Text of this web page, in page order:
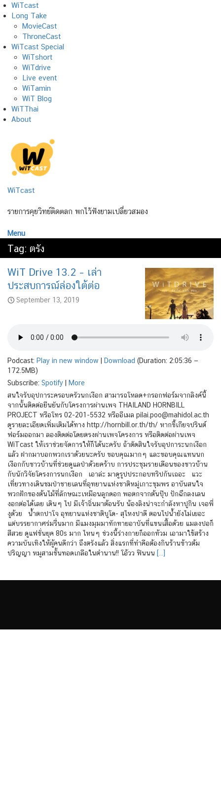
Skip
to
content
WiTcast
Long Take
MovieCast
ThroneCast
WiTcast Special
WiTshort
WiTdrive
Live event
WiTamin
WiT Blog
WiTThai
About
WiTcast
รายการคุยวิทย์ติดตลก พกไว้ฟังยามเปลี่ยวสมอง
Menu
Tag: ตรัง
WiT Drive 13.2 – เล่า
ประสบการณ์ล่องใต้ต่อ
September 13, 2019
Podcast: Play in new window Download (Duration: 2:05:36 —
172.5MB)
Subscribe: Spotify
More
สนใจรับอุปการะครอบครัวนกเงือก สามารถโหลด+กรอกฟอร์มจากลิงค์นี้
จากนั้นติดต่อยืนยันกับโครงการผ่านเพจ THAILAND HORNBILL
PROJECT หรือโทร 02-201-5532 หรืออีเมล pilai.poo@mahidol.ac.th
ดูรายละเอียดเพิ่มเติมได้ทาง http://hornbill.or.th/th/ หากขี้เกียจปรินต์
ฟอร์มออกมา ลองติดต่อโดยตรงผ่านเพจโครงการ หรือติดต่อผ่านเพจ
WiTcast ให้เราช่วยจัดการให้ก็ได้นะครับ ถ้าตัดสินใจรับอุปการะนกเงือก
แล้ว ฝากมาบอกพวกเราด้วยนะครับ ขอบคุณมากๆ และขอบคุณแทนนก
เงือกกับชาวบ้านที่ช่วยดูแลป่าด้วยคร้าบ การประชุมรายเดือนของชาวบ้าน
กับนักวิจัยโครงการนกเงือก เอาล่ะ มาดูรูปประกอบทริปกันเถอะ แวะ
เที่ยวทางเดินชมป่าชายเลนที่อุทยานแห่งชาติหมู่เกาะชุมพร อาบันสนใจ
พวกฝักของต้นไม้ที่ลักษณะเหมือนลูกดอก พอตกจากต้นปุ๊บ ปักฉึกลงเลน
งอกต่อได้เลย เดินๆ ไป มีเจ้าถิ่นมาต้อนรับ น้องลิงน่าจะกำลังหาปูกิน เจอพี่
งูด้วย น้ำตกปาโจ อุทยานแห่งชาติบูโด- สุไหงปาดี ตอนไปน้ำยังไม่เยอะ
แต่บรรยากาศร่มรื่นมาก มีแมงมุมมาทักทายอาบันที่แขนเสื้อด้วย แมลงปอก็
สีสวย ดูแฟชั่นยุค 80s มาก ไหนๆ ช่วงนี้ร่างกายก็ออกท้วม เอามาใช้สร้าง
ความบันเทิงให้ผู้คนดีกว่า ถึงตรังแล้ว สิ่งแรกที่ทำคือต้องกินร้านข้าวต้ม
ปริญญา หมูสามชั้นทอดเกลือในตำนาน!! โอ้วว ฟินนน […]